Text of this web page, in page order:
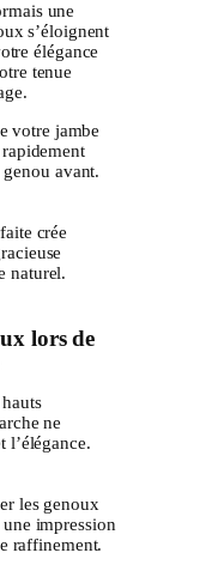
une
s’éloignent
élégance
tenue
votre jambe
avant.
crée
naturel.
lors de
ne
l’élégance.
les genoux
impression
raffinement.